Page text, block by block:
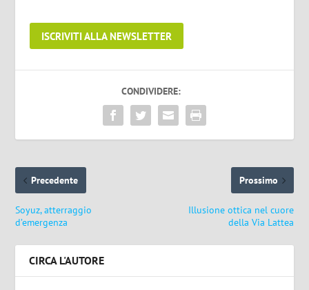
ISCRIVITI ALLA NEWSLETTER
CONDIVIDERE:
Precedente
Soyuz, atterraggio
d’emergenza
Prossimo
Illusione ottica nel cuore
della Via Lattea
CIRCA L'AUTORE